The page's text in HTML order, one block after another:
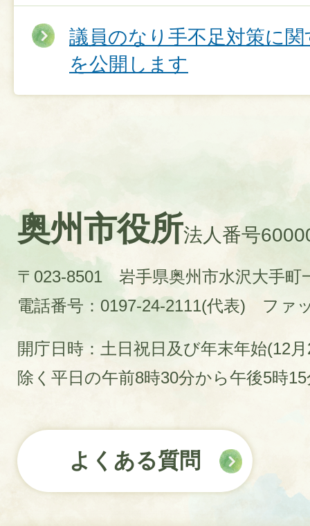
議員のなり手不足対策に
を公開します
奥州市役所法人番号
〒023-8501 岩手県奥州市水沢大手町
電話番号：0197-24-2111(代表)
ファ
開庁日時：土日祝日及び年末年始(12
除く平日の午前8時30分から午後5時
よくある質問